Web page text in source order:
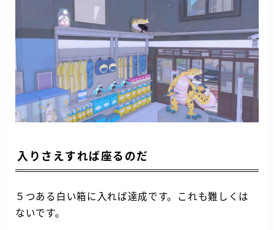
入りさえすれば座るのだ
５つある白い箱に入れば達成です。これも難しくは
ないです。